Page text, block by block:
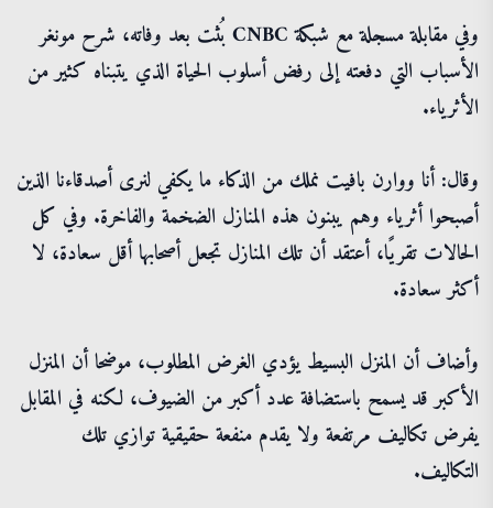
وفي مقابلة مسجلة مع شبكة CNBC بُثت بعد وفاته، شرح مونغر
الأسباب التي دفعته إلى رفض أسلوب الحياة الذي يتبناه كثير من
الأثرياء.
وقال: أنا ووارن بافيت نملك من الذكاء ما يكفي لنرى أصدقاءنا الذين
أصبحوا أثرياء وهم يبنون هذه المنازل الضخمة والفاخرة. وفي كل
الحالات تقريًا، أعتقد أن تلك المنازل تجعل أصحابها أقل سعادة، لا
أكثر سعادة.
وأضاف أن المنزل البسيط يؤدي الغرض المطلوب، موضحا أن المنزل
الأكبر قد يسمح باستضافة عدد أكبر من الضيوف، لكنه في المقابل
يفرض تكاليف مرتفعة ولا يقدم منفعة حقيقية توازي تلك
التكاليف.